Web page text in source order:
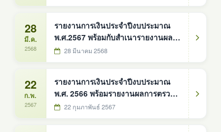
28
มี.ค.
2568
รายงานการเงินประจำปีงบประมาณ
พ.ศ.2567 พร้อมกับสำเนารายงานผล
การตรวจสอบของสำนักงานการตรวจ
28 มีนาคม 2568
22
ก.พ.
2567
รายงานการเงินประจำปีงบประมาณ
พ.ศ. 2566 พร้อมรายงานผลการตรวจ
สอบของสำนักงานการตรวจเงินแผ่น
22 กุมภาพันธ์ 2567